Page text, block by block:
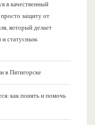
в качественный
защиту от
который делает
статусным.
в Пятигорске
как понять и помочь